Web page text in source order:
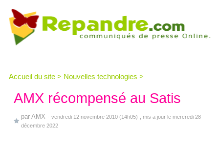
Accueil du site > Nouvelles technologies >
AMX récompensé au Satis
par AMX - vendredi 12 novembre 2010 (14h05)
, mis a jour le mercredi 28
décembre 2022